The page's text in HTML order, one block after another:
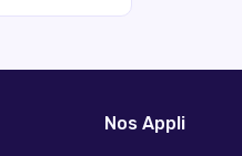
Nos Appli